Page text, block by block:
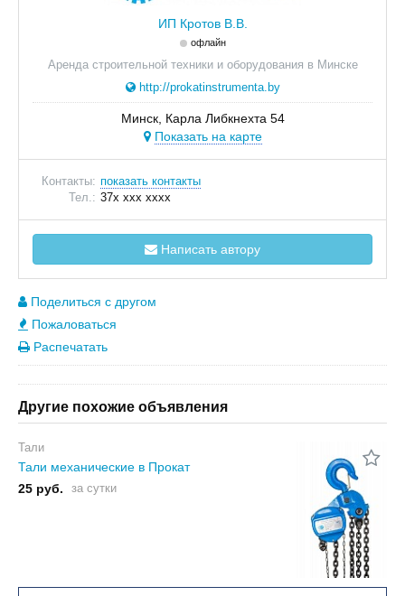
ИП Кротов В.В.
офлайн
Аренда строительной техники и оборудования в Минске
http://prokatinstrumenta.by
Минск, Карла Либкнехта 54
Показать на карте
Контакты: показать контакты
Тел.: 37x xxx xxxx
Написать автору
Поделиться с другом
Пожаловаться
Распечатать
Другие похожие объявления
Тали
Тали механические в Прокат
25 руб.
за сутки